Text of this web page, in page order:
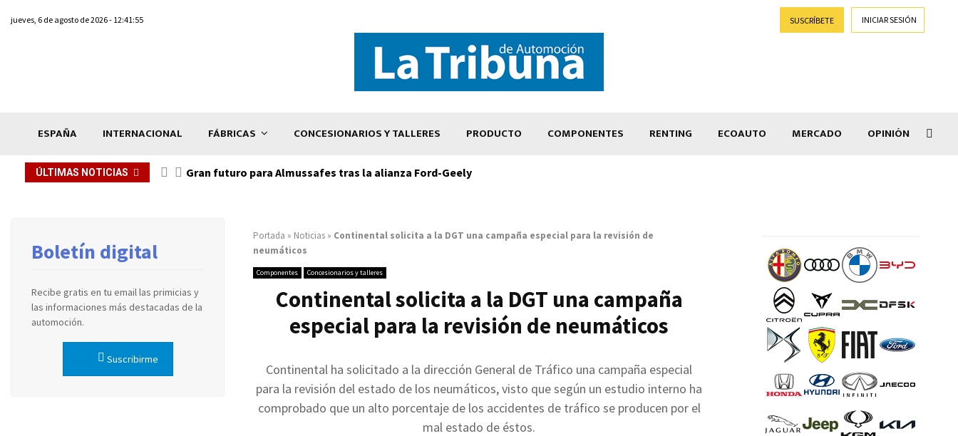
jueves, 6 de agosto de 2026 - 12:41:55 SUSCRÍBETE INICIAR SESIÓN
ESPAÑA INTERNACIONAL FÁBRICAS CONCESIONARIOS Y TALLERES PRODUCTO COMPONENTES RENTING ECOAUTO MERCADO OPINIÓN
ÚLTIMAS NOTICIAS Gran futuro para Almussafes tras la alianza Ford-Geely
Portada » Noticias » Continental solicita a la DGT una campaña especial para la revisión de
neumáticos
Componentes Concesionarios y talleres
Continental solicita a la DGT una campaña
especial para la revisión de neumáticos
Continental ha solicitado a la dirección General de Tráfico una campaña especial
para la revisión del estado de los neumáticos, visto que según un estudio interno ha
comprobado que un alto porcentaje de los accidentes de tráfico se producen por el
mal estado de éstos.
Boletín digital
Recibe gratis en tu email las primicias y
las informaciones más destacadas de la
automoción.
Suscribirme